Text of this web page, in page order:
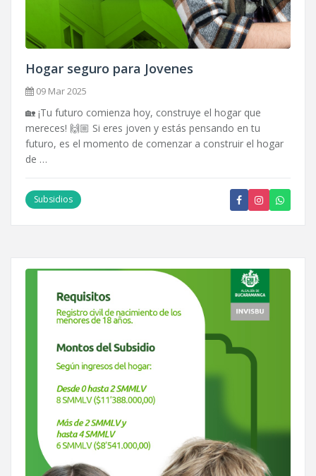
Hogar seguro para Jovenes
09 Mar 2025
🏡 ¡Tu futuro comienza hoy, construye el hogar que
mereces! 🙌🏼 Si eres joven y estás pensando en tu
futuro, es el momento de comenzar a construir el hogar
de …
Subsidios